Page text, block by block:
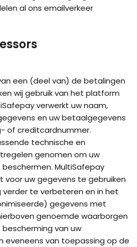
al ons emailverkeer
een (deel van) de betalingen
wij gebruik van het platform
verwerkt uw naam,
en uw betaalgegevens
of creditcardnummer.
technische en
genomen om uw
MultiSafepay
voor uw gegevens te gebruiken
te verbeteren en in het
gegevens met
genoemde waarborgen
van uw
eveneens van toepassing op de